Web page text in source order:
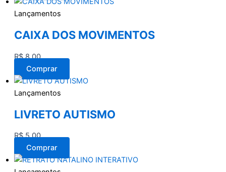
Lançamentos
CAIXA DOS MOVIMENTOS
R$8,00
Comprar
Lançamentos
LIVRETO AUTISMO
R$5,00
Comprar